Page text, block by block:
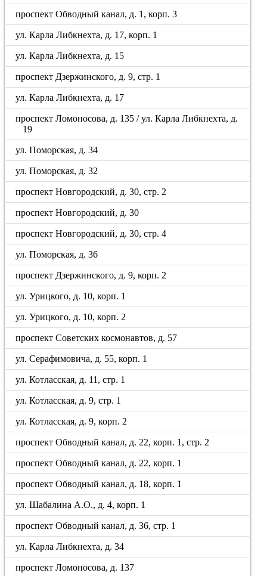
проспект Обводный канал, д. 1, корп. 3
ул. Карла Либкнехта, д. 17, корп. 1
ул. Карла Либкнехта, д. 15
проспект Дзержинского, д. 9, стр. 1
ул. Карла Либкнехта, д. 17
проспект Ломоносова, д. 135 / ул. Карла Либкнехта, д.
19
ул. Поморская, д. 34
ул. Поморская, д. 32
проспект Новгородский, д. 30, стр. 2
проспект Новгородский, д. 30
проспект Новгородский, д. 30, стр. 4
ул. Поморская, д. 36
проспект Дзержинского, д. 9, корп. 2
ул. Урицкого, д. 10, корп. 1
ул. Урицкого, д. 10, корп. 2
проспект Советских космонавтов, д. 57
ул. Серафимовича, д. 55, корп. 1
ул. Котласская, д. 11, стр. 1
ул. Котласская, д. 9, стр. 1
ул. Котласская, д. 9, корп. 2
проспект Обводный канал, д. 22, корп. 1, стр. 2
проспект Обводный канал, д. 22, корп. 1
проспект Обводный канал, д. 18, корп. 1
ул. Шабалина А.О., д. 4, корп. 1
проспект Обводный канал, д. 36, стр. 1
ул. Карла Либкнехта, д. 34
проспект Ломоносова, д. 137